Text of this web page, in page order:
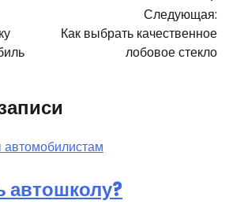
Следующая:
Как выбрать качественное
лобовое стекло
автошколу?